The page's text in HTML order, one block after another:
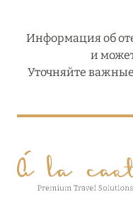
Информация об
и
Уточняйте